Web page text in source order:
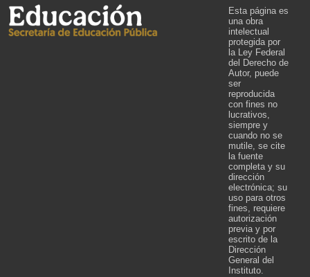
Esta página es
una obra
intelectual
protegida por
la Ley Federal
del Derecho de
Autor, puede
ser
reproducida
con fines no
lucrativos,
siempre y
cuando no se
mutile, se cite
la fuente
completa y su
dirección
electrónica; su
uso para otros
fines, requiere
autorización
previa y por
escrito de la
Dirección
General del
Instituto.